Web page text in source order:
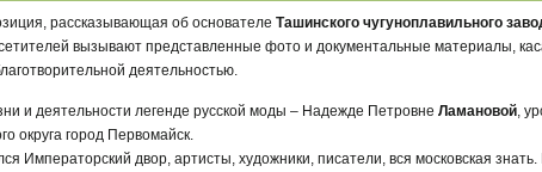
рассказывающая об основателе Ташинского чугуноплавильного
вызывают представленные фото и документальные материалы,
деятельностью.
и деятельности легенде русской моды – Надежде Петровне Ламановой,
округа город Первомайск.
Императорский двор, артисты, художники, писатели, вся московская знать.